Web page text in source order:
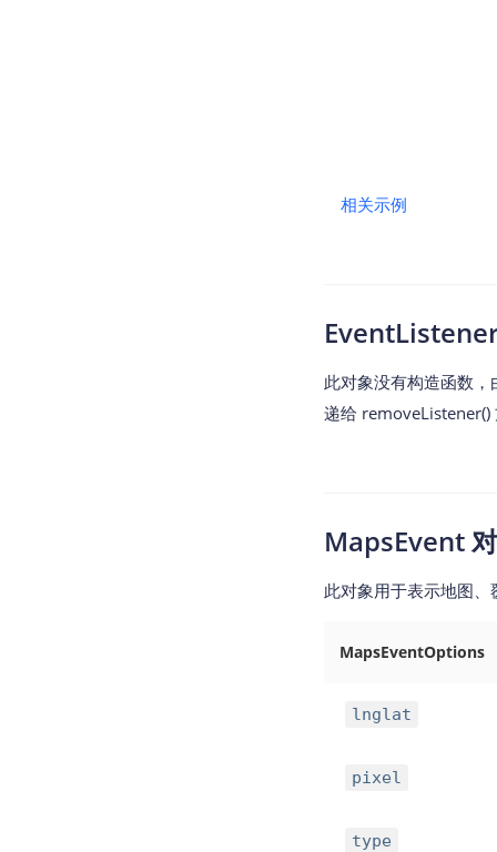
相关示例
此对象没有构造函数
递给 removeListener()
MapsEvent
此对象用于表示地图
MapsEventOptions
lnglat
pixel
type